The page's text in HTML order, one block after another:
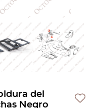
del
Negro